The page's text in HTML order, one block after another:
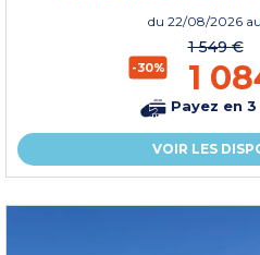
du 22/08/2026
-30%
1 549 €
1
Payez en 3
VOIR LES